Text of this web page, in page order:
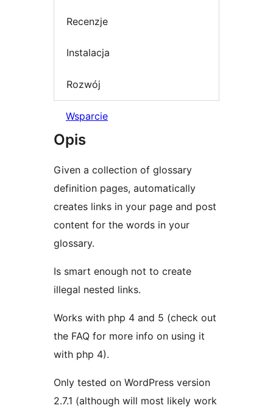
Recenzje
Instalacja
Rozwój
Wsparcie
Opis
Given a collection of glossary
definition pages, automatically
creates links in your page and post
content for the words in your
glossary.
Is smart enough not to create
illegal nested links.
Works with php 4 and 5 (check out
the FAQ for more info on using it
with php 4).
Only tested on WordPress version
2.7.1 (although will most likely work